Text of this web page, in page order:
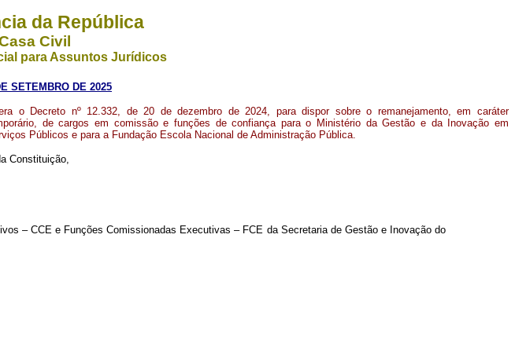
da República
Civil
para Assuntos Jurídicos
SETEMBRO DE 2025
o Decreto nº 12.332, de 20 de dezembro de 2024, para dispor sobre o remanejamento, em caráter
de cargos em comissão e funções de confiança para o Ministério da Gestão e da Inovação em
Públicos e para a Fundação Escola Nacional de Administração Pública.
Constituição,
– CCE e Funções Comissionadas Executivas – FCE da Secretaria de Gestão e Inovação do